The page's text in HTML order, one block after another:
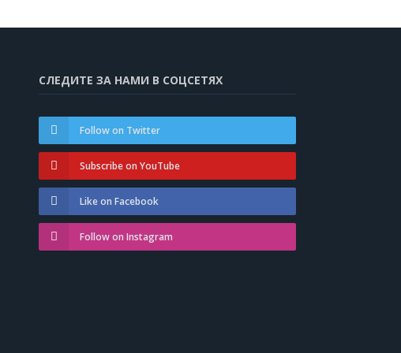
СЛЕДИТЕ ЗА НАМИ В СОЦСЕТЯХ
Follow on Twitter
Subscribe on YouTube
Like on Facebook
Follow on Instagram